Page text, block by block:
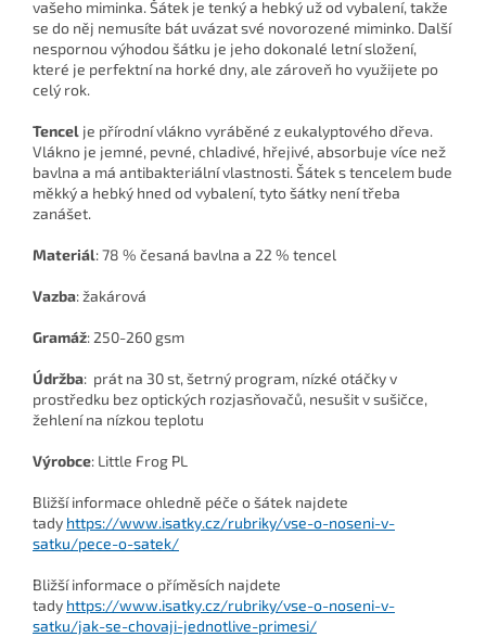
vašeho miminka. Šátek je tenký a hebký už od vybalení, takže
se do něj nemusíte bát uvázat své novorozené miminko. Další
nespornou výhodou šátku je jeho dokonalé letní složení,
které je perfektní na horké dny, ale zároveň ho využijete po
celý rok.
Tencel je přírodní vlákno vyráběné z eukalyptového dřeva.
Vlákno je jemné, pevné, chladivé, hřejivé, absorbuje více než
bavlna a má antibakteriální vlastnosti. Šátek s tencelem bude
měkký a hebký hned od vybalení, tyto šátky není třeba
zanášet.
Materiál: 78 % česaná bavlna a 22 % tencel
Vazba: žakárová
Gramáž: 250-260 gsm
Údržba: prát na 30 st, šetrný program, nízké otáčky v
prostředku bez optických rozjasňovačů, nesušit v sušičce,
žehlení na nízkou teplotu
Výrobce: Little Frog PL
Bližší informace ohledně péče o šátek najdete
tady https://www.isatky.cz/rubriky/vse-o-noseni-v-
satku/pece-o-satek/
Bližší informace o příměsích najdete
tady https://www.isatky.cz/rubriky/vse-o-noseni-v-
satku/jak-se-chovaji-jednotlive-primesi/